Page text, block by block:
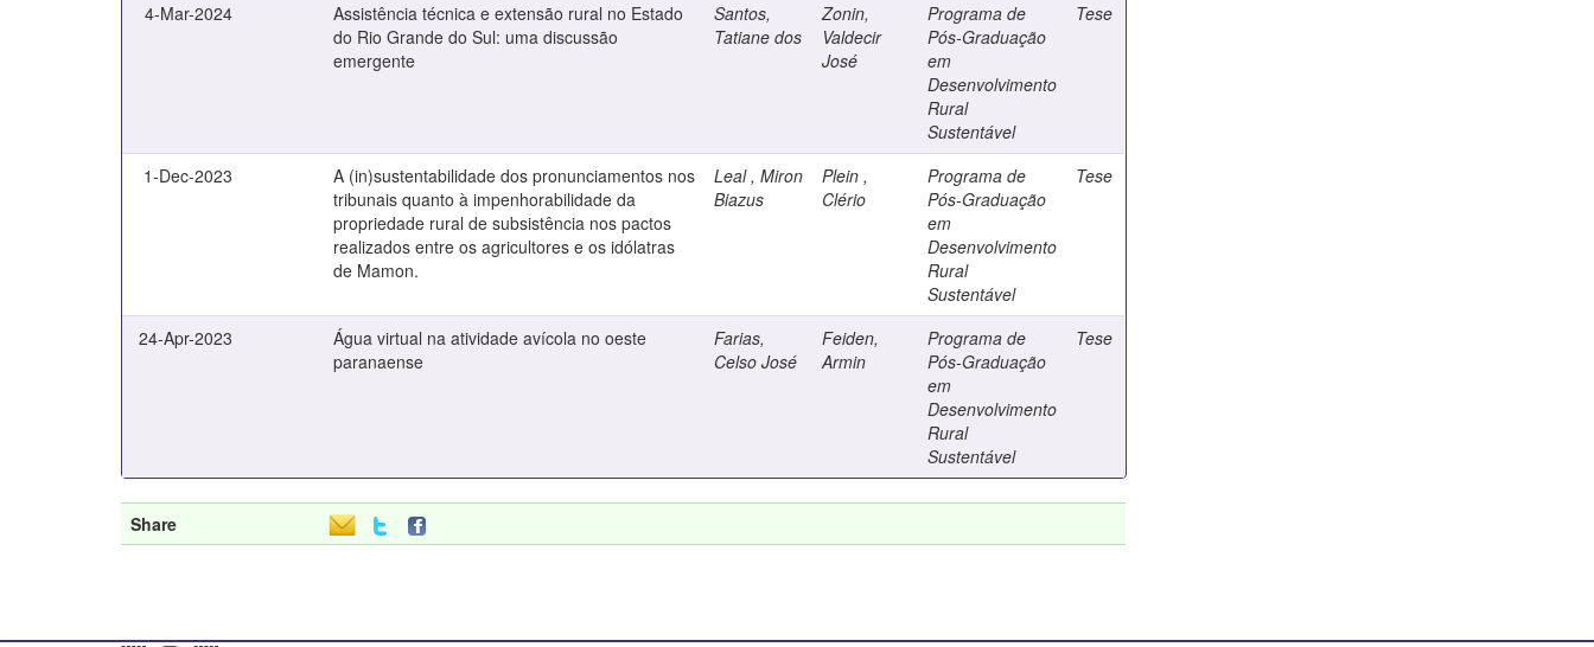
4-Mar-2024
Assistência técnica e extensão rural no Estado
do Rio Grande do Sul: uma discussão
emergente
Santos,
Tatiane dos
Zonin,
Valdecir
José
Programa de
Pós-Graduação
em
Desenvolvimento
Rural
Sustentável
Tese
1-Dec-2023
A (in)sustentabilidade dos pronunciamentos nos
tribunais quanto à impenhorabilidade da
propriedade rural de subsistência nos pactos
realizados entre os agricultores e os idólatras
de Mamon.
Leal , Miron
Biazus
Plein ,
Clério
Programa de
Pós-Graduação
em
Desenvolvimento
Rural
Sustentável
Tese
24-Apr-2023
Água virtual na atividade avícola no oeste
paranaense
Farias,
Celso José
Feiden,
Armin
Programa de
Pós-Graduação
em
Desenvolvimento
Rural
Sustentável
Tese
Share